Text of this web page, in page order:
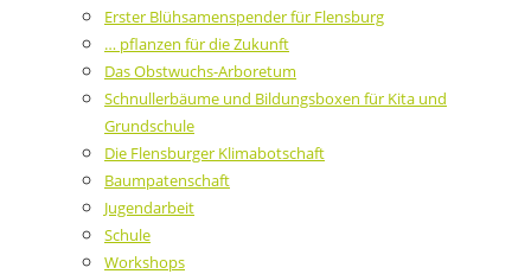
Erster Blühsamenspender für Flensburg
… pflanzen für die Zukunft
Das Obstwuchs-Arboretum
Schnullerbäume und Bildungsboxen für Kita und
Grundschule
Die Flensburger Klimabotschaft
Baumpatenschaft
Jugendarbeit
Schule
Workshops